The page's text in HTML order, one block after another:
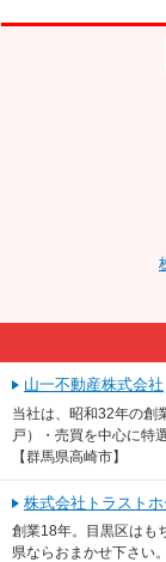
山一不動産株式会社
当社は、昭和32年の創
戸）・売買を中心に特
【群馬県高崎市】
株式会社トラスト
創業18年。目黒区はも
県ならおまかせ下さい